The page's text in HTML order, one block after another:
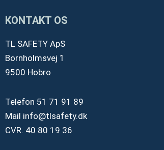
KONTAKT OS
TL SAFETY ApS
Bornholmsvej 1
9500 Hobro
Telefon 51 71 91 89
Mail info@tlsafety.dk
CVR. 40 80 19 36